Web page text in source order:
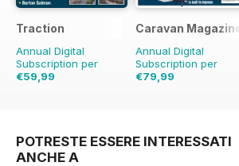
Traction
Annual Digital
Subscription per
€59,99
Caravan Magazine
Annual Digital
Subscription per
€79,99
POTRESTE ESSERE INTERESSATI
ANCHE A